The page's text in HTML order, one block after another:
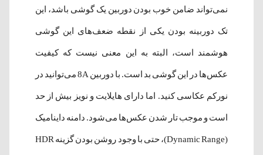
نمی‌تواند ضامن خوب بودن دوربین یک گوشی باشد، این
تک دوربینه بودن یکی از نقطه ضعف‌های این گوشی
هوشمند است، البته به این معنی نیست که کیفیت
عکس‌ها در این گوشی بد است. با دوربین 8A می‌توانید در
نورکم عکاسی کنید. اما دارای هایلایت و نویز بیش از حد
است و موجب تار شدن عکس‌ها می‌شود. دامنه داینامیک
(Dynamic Range)، حتی با وجود روشن بودن گزینه HDR